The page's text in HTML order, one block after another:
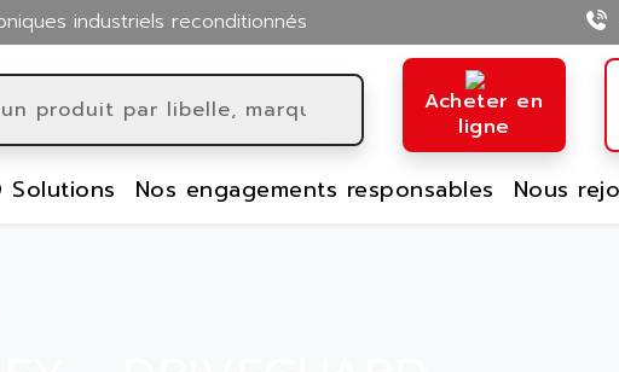
industriels reconditionnés
Acheter en
ligne
Solutions Nos engagements responsables Nous